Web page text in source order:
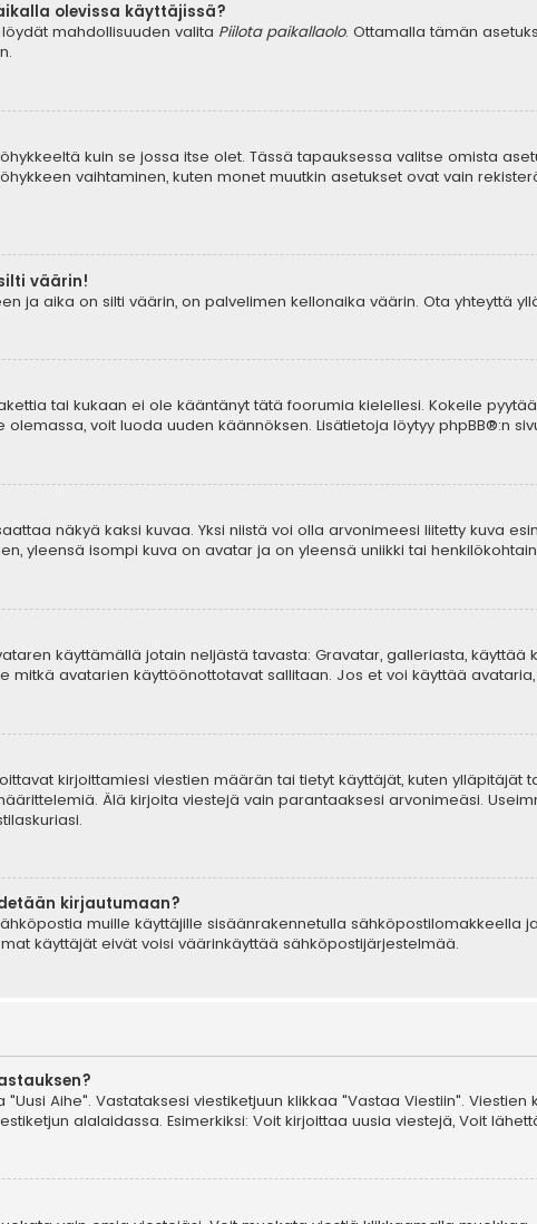
olevissa käyttäjissä?
mahdollisuuden valita Piilota paikallaolo. Ottamalla tämän
kuin se jossa itse olet. Tässä tapauksessa valitse omista
vaihtaminen, kuten monet muutkin asetukset ovat vain
väärin!
ja aika on silti väärin, on palvelimen kellonaika väärin. Ota yhteyttä
tai kukaan ei ole kääntänyt tätä foorumia kielellesi. Kokeile
voit luoda uuden käännöksen. Lisätietoja löytyy phpBB®:n
näkyä kaksi kuvaa. Yksi niistä voi olla arvonimeesi liitetty kuva
yleensä isompi kuva on avatar ja on yleensä uniikki tai
käyttämällä jotain neljästä tavasta: Gravatar, galleriasta,
avatarien käyttöönottotavat sallitaan. Jos et voi käyttää
kirjoittamiesi viestien määrän tai tietyt käyttäjät, kuten ylläpitäjät
Älä kirjoita viestejä vain parantaaksesi arvonimeäsi.
kirjautumaan?
muille käyttäjille sisäänrakennetulla sähköpostilomakkeella
käyttäjät eivät voisi väärinkäyttää sähköpostijärjestelmää.
Aihe". Vastataksesi viestiketjuun klikkaa "Vastaa Viestiin".
alalaidassa. Esimerkiksi: Voit kirjoittaa uusia viestejä, Voit